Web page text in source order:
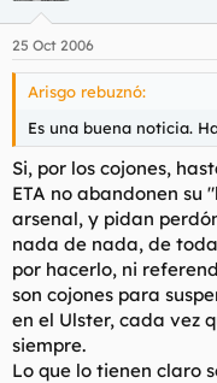
25 Oct 2006
Arisgo rebuznó:
Es una buena noticia.
Si, por los cojones,
ETA no abandonen su
arsenal, y pidan
nada de nada, de
por hacerlo, ni
son cojones para
en el Ulster, cada vez
siempre.
Lo que lo tienen claro